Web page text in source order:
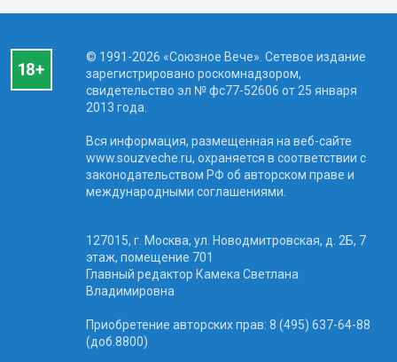
© 1991-2026 «Союзное Вече». Сетевое издание
зарегистрировано роскомнадзором,
свидетельство эл № фc77-52606 от 25 января
2013 года.
Вся информация, размещенная на веб-сайте
www.souzveche.ru, охраняется в соответствии с
законодательством РФ об авторском праве и
международными соглашениями.
127015, г. Москва, ул. Новодмитровская, д. 2Б, 7
этаж, помещение 701
Главный редактор Камека Светлана
Владимировна
Приобретение авторских прав: 8 (495) 637-64-88
(доб.8800)